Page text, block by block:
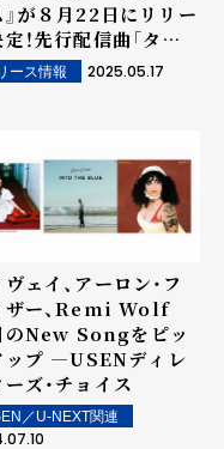
』が８月22日にリリー
！先行配信曲「タフ・
」が公開
ース情報 2025.05.17
ヴェイ、アーロン・フ
ザー、Remi Wolf
のNew Songをピッ
ップ ―USENディレ
ズ・チョイス
／U-NEXT関連